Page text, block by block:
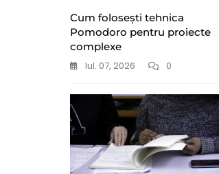
Cum folosești tehnica
Pomodoro pentru proiecte
complexe
Iul. 07, 2026
0